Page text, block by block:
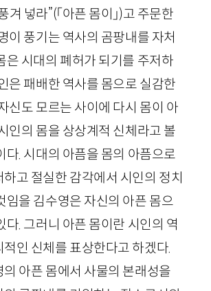
겨 넣라”(「아픈 몸이」)고 주문한
이 풍기는 역사의 곰팡내를 자처
은 시대의 폐허가 되기를 주저하
은 패배한 역사를 몸으로 실감한
신도 모르는 사이에 다시 몸이 아
인의 몸을 상상계적 신체라고 볼
다. 시대의 아픔을 몸의 아픔으로
고 절실한 감각에서 시인의 정치
임을 김수영은 자신의 아픈 몸으
다. 그러니 아픈 몸이란 시인의 역
인 신체를 표상한다고 하겠다.
아픈 몸에서 사물의 본래성을